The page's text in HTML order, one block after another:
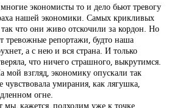
экономисты то и дело бьют тревогу
нашей экономики. Самых крикливых
что они живо отскочили за кордон. Но
тревожные репортажи, будто наша
а с нею и вся страна. И только
что ничего страшного, выкрутимся.
мой взгляд, экономику опускали так
чувствовала умирания, как лягушка,
огне.
кажется, подходим уже к точке